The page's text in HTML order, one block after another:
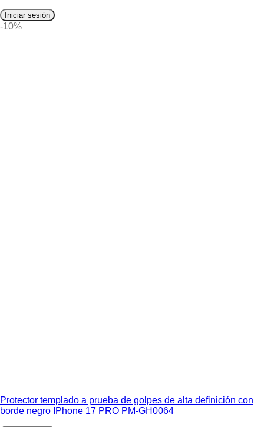
Iniciar sesión
-10%
Protector templado a prueba de golpes de alta definición con
borde negro IPhone 17 PRO PM-GH0064